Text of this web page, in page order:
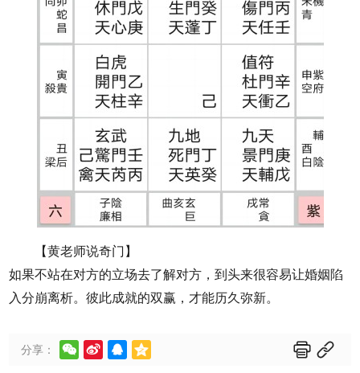
【黄老师说奇门】
如果不站在对方的立场去了解对方，到头来很容易让婚姻陷
入分崩离析。彼此成就的双赢，才能历久弥新。
分享：      